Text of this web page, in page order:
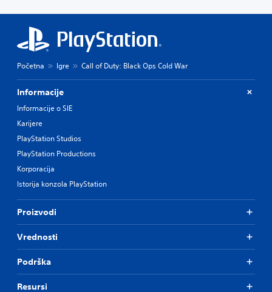
Početna Igre Call of Duty: Black Ops Cold War
Informacije
Informacije o SIE
Karijere
PlayStation Studios
PlayStation Productions
Korporacija
Istorija konzola PlayStation
Proizvodi
Vrednosti
Podrška
Resursi